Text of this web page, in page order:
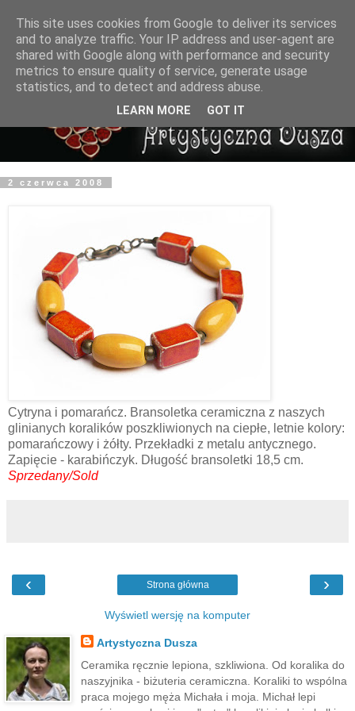
2 czerwca 2008
Cytryna i pomarańcz. Bransoletka ceramiczna z naszych
glinianych koralików poszkliwionych na ciepłe, letnie kolory:
pomarańczowy i żółty. Przekładki z metalu antycznego.
Zapięcie - karabińczyk. Długość bransoletki 18,5 cm.
Sprzedany/Sold
‹ ›
Strona główna
Wyświetl wersję na komputer
Artystyczna Dusza
Ceramika ręcznie lepiona, szkliwiona. Od koralika do
naszyjnika - biżuteria ceramiczna. Koraliki to wspólna
praca mojego męża Michała i moja. Michał lepi
This site uses cookies from Google to deliver its services
and to analyze traffic. Your IP address and user-agent are
shared with Google along with performance and security
metrics to ensure quality of service, generate usage
statistics, and to detect and address abuse.
LEARN MORE GOT IT